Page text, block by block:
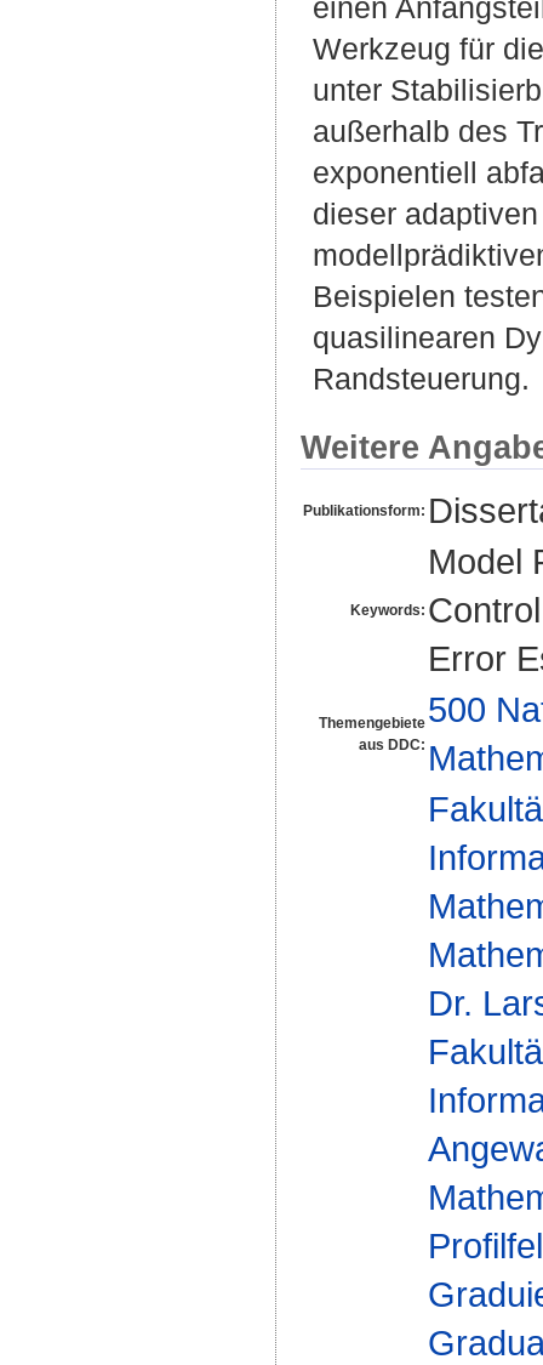
einen
Werkzeug für
unter
außerhalb des
exponentiell
dieser
Beispielen
quasilinearen
Randsteuerung.
Weitere
Publikationsform:
Keywords:
Model
Error
Themengebiete
aus DDC:
500
Dr.